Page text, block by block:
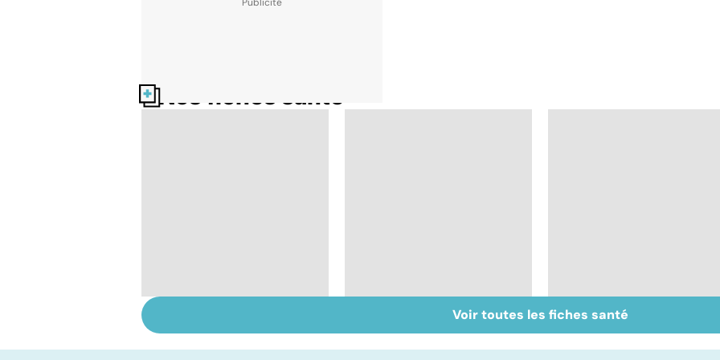
Nos fiches santé
pulmonaire
Tout savoir sur les
infections
Inflammation des
amygdales : que faire
Voir toutes les fiches santé